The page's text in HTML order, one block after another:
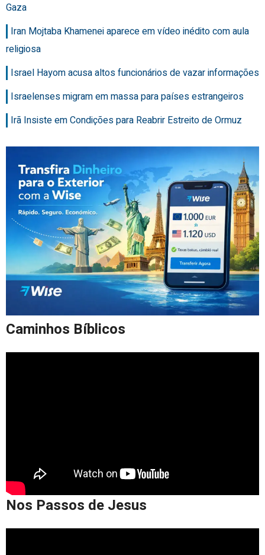
Gaza
Iran Mojtaba Khamenei aparece em vídeo inédito com aula
religiosa
Israel Hayom acusa altos funcionários de vazar informações
Israelenses migram em massa para países estrangeiros
Irã Insiste em Condições para Reabrir Estreito de Ormuz
Caminhos Bíblicos
Nos Passos de Jesus